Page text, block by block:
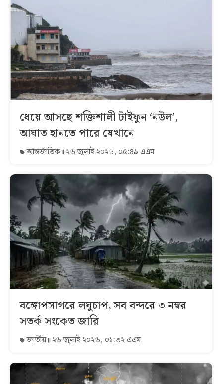
ধেয়ে আসছে শক্তিশালী টাইফুন ‘নউল’,
আঘাত হানতে পারে যেখানে
আন্তর্জাতিক ২৬ জুলাই ২০২৬, ০৫:৪৯ এএম
বঙ্গোপসাগরে লঘুচাপ, সব বন্দরে ৩ নম্বর
সতর্ক সংকেত জারি
জাতীয় ২৬ জুলাই ২০২৬, ০১:৩২ এএম